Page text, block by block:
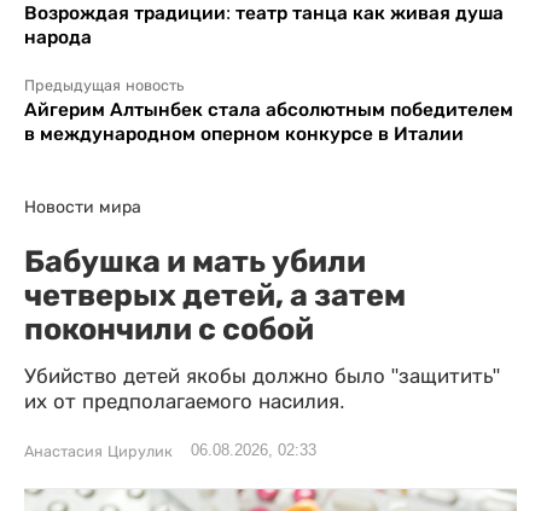
Возрождая традиции: театр танца как живая душа
народа
Предыдущая новость
Айгерим Алтынбек стала абсолютным победителем
в международном оперном конкурсе в Италии
Новости мира
Бабушка и мать убили
четверых детей, а затем
покончили с собой
Убийство детей якобы должно было "защитить"
их от предполагаемого насилия.
Анастасия Цирулик 06.08.2026, 02:33